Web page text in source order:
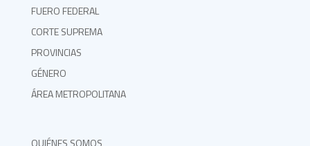
FUERO FEDERAL
CORTE SUPREMA
PROVINCIAS
GÉNERO
ÁREA METROPOLITANA
QUIÉNES SOMOS